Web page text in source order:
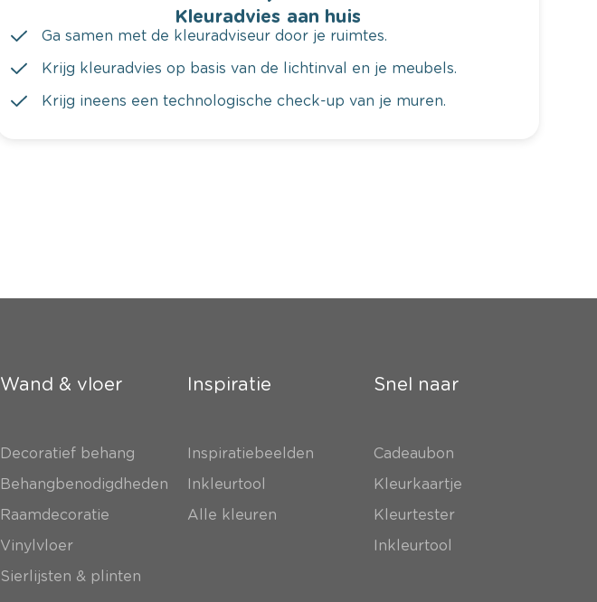
Kleuradvies aan huis
Ga samen met de kleuradviseur door je ruimtes.
Krijg kleuradvies op basis van de lichtinval en je meubels.
Krijg ineens een technologische check-up van je muren.
Wand & vloer
Decoratief behang
Behangbenodigdheden
Raamdecoratie
Vinylvloer
Sierlijsten & plinten
Inspiratie
Inspiratiebeelden
Inkleurtool
Alle kleuren
Snel naar
Cadeaubon
Kleurkaartje
Kleurtester
Inkleurtool